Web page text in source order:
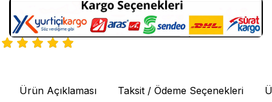
Ürün Açıklaması Taksit / Ödeme Seçenekleri